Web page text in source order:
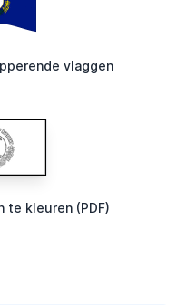
vlaggen
te kleuren (PDF)